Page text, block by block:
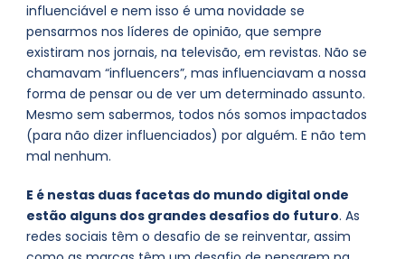
influenciável e nem isso é uma novidade se
pensarmos nos líderes de opinião, que sempre
existiram nos jornais, na televisão, em revistas. Não se
chamavam “influencers”, mas influenciavam a nossa
forma de pensar ou de ver um determinado assunto.
Mesmo sem sabermos, todos nós somos impactados
(para não dizer influenciados) por alguém. E não tem
mal nenhum.
E é nestas duas facetas do mundo digital onde
estão alguns dos grandes desafios do futuro. As
redes sociais têm o desafio de se reinventar, assim